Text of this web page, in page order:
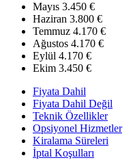
Mayıs 3.450 €
Haziran 3.800 €
Temmuz 4.170 €
Ağustos 4.170 €
Eylül 4.170 €
Ekim 3.450 €
Fiyata Dahil
Fiyata Dahil Değil
Teknik Özellikler
Opsiyonel Hizmetler
Kiralama Süreleri
İptal Koşulları